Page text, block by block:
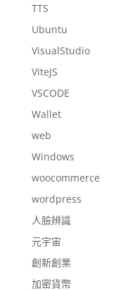
TTS
Ubuntu
VisualStudio
ViteJS
VSCODE
Wallet
web
Windows
woocommerce
wordpress
人臉辨識
元宇宙
創新創業
加密貨幣